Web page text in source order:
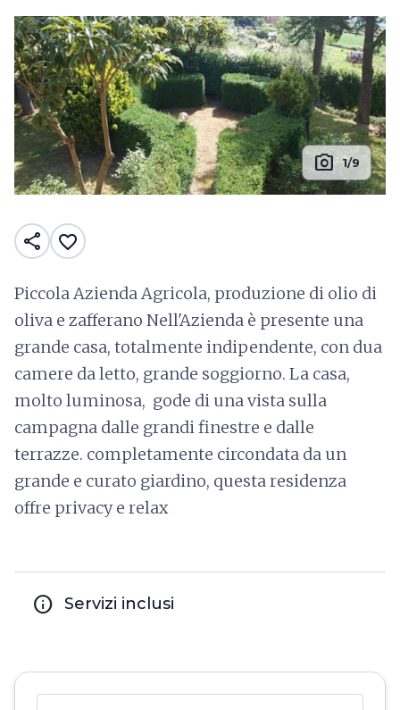
photo_camera 1/9
share favorite_border
Piccola Azienda Agricola, produzione di olio di
oliva e zafferano Nell'Azienda è presente una
grande casa, totalmente indipendente, con dua
camere da letto, grande soggiorno. La casa,
molto luminosa, gode di una vista sulla
campagna dalle grandi finestre e dalle
terrazze. completamente circondata da un
grande e curato giardino, questa residenza
offre privacy e relax
info Servizi inclusi